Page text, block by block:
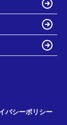
バシーポリシー